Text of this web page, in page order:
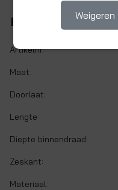
Kenmerken
Artikelnr.:
Maat:
Doorlaat:
Lengte:
Diepte binnendraad:
Zeskant:
Materiaal:
Weigeren